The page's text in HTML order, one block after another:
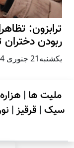
ترابزون:
ربودن
يكشنبه21 جنوری 2024
ملیت ها | هزاره
سیک| قرقیز|